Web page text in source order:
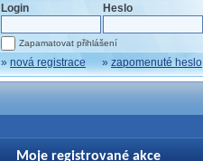
Login Heslo
Zapamatovat přihlášení
» nová registrace » zapomenuté heslo
Moje registrované akce